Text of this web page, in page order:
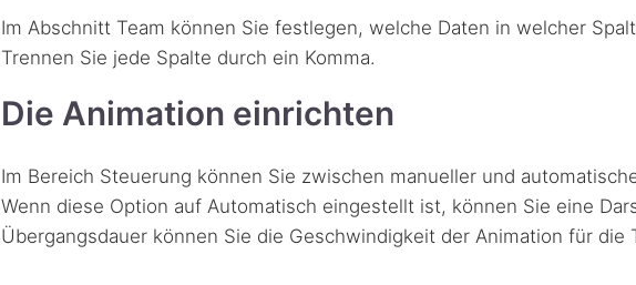
Im Abschnitt Team können Sie festlegen, welche Daten in welcher
Trennen Sie jede Spalte durch ein Komma.
Die Animation einrichten
Im Bereich Steuerung können Sie zwischen manueller und
Wenn diese Option auf Automatisch eingestellt ist, können Sie eine
Übergangsdauer können Sie die Geschwindigkeit der Animation für die